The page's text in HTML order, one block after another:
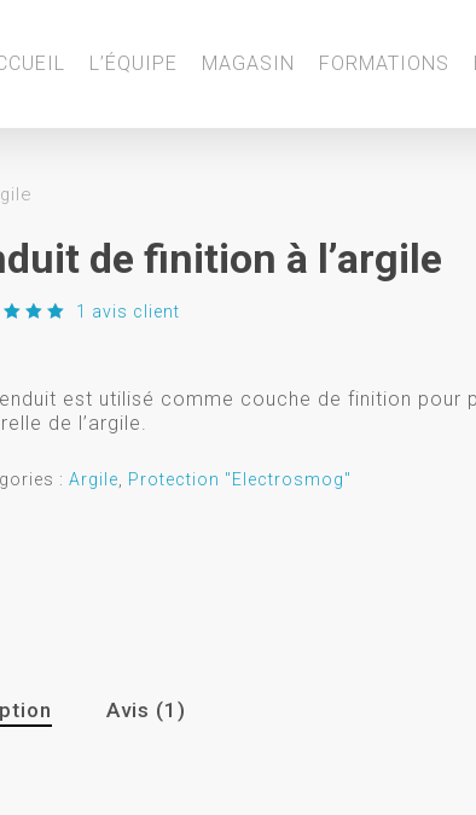
L’ÉQUIPE MAGASIN FORMATIONS
de finition à l’argile
1 avis client
est utilisé comme couche de finition pour
de l’argile.
: Argile Protection "Electrosmog"
Avis (1)